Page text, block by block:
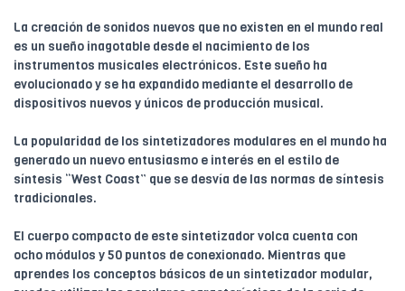
La creación de sonidos nuevos que no existen en el mundo real
es un sueño inagotable desde el nacimiento de los
instrumentos musicales electrónicos. Este sueño ha
evolucionado y se ha expandido mediante el desarrollo de
dispositivos nuevos y únicos de producción musical.
La popularidad de los sintetizadores modulares en el mundo ha
generado un nuevo entusiasmo e interés en el estilo de
síntesis “West Coast” que se desvía de las normas de síntesis
tradicionales.
El cuerpo compacto de este sintetizador volca cuenta con
ocho módulos y 50 puntos de conexionado. Mientras que
aprendes los conceptos básicos de un sintetizador modular,